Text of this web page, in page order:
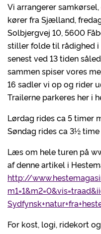
Vi arrangerer
kører fra Sjælland,
Solbjergvej 10, 5600
stiller folde til rådighed i
senest ved 13 tiden
sammen spiser vores
16 sadler vi op og rider
Trailerne parkeres her i
Lørdag rides ca 5 timer
Søndag rides ca 3½ time
Læs om hele turen på
af denne artikel i
http://
For kost, logi, ridekort